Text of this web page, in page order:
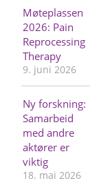
Møteplassen
2026: Pain
Reprocessing
Therapy
9. juni 2026
Ny forskning:
Samarbeid
med andre
aktører er
viktig
18. mai 2026